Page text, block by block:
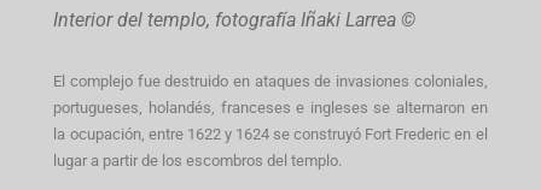
Interior del templo, fotografía Iñaki Larrea ©
El complejo fue destruido en ataques de invasiones coloniales,
portugueses, holandés, franceses e ingleses se alternaron en
la ocupación, entre 1622 y 1624 se construyó Fort Frederic en el
lugar a partir de los escombros del templo.